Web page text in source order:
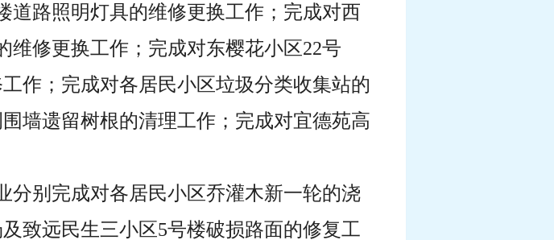
道路照明灯具的维修更换工作；完成对西
维修更换工作；完成对东樱花小区22号
作；完成对各居民小区垃圾分类收集站的
墙遗留树根的清理工作；完成对宜德苑高
分别完成对各居民小区乔灌木新一轮的浇
致远民生三小区5号楼破损路面的修复工